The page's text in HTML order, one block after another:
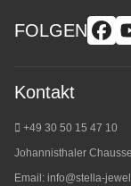
FOLGEN
Kontakt
+49 30 50 15 47 10
Johannisthaler
Email: info@stella-